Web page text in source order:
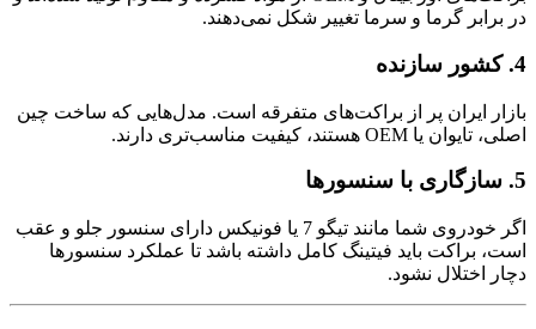
در برابر گرما و سرما تغییر شکل نمی‌دهند.
4. کشور سازنده
بازار ایران پر از براکت‌های متفرقه است. مدل‌هایی که ساخت چین
اصلی، تایوان یا OEM هستند، کیفیت مناسب‌تری دارند.
5. سازگاری با سنسورها
اگر خودروی شما مانند تیگو 7 یا فونیکس دارای سنسور جلو و عقب
است، براکت باید فیتینگ کامل داشته باشد تا عملکرد سنسورها
دچار اختلال نشود.